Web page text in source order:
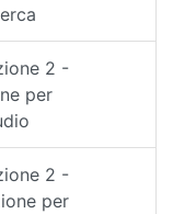
2 -
per
2 -
per